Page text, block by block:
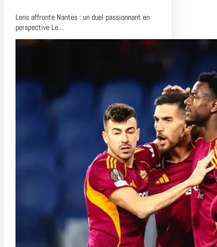
Lens affronte Nantes : un duel passionnant en
perspective Le…